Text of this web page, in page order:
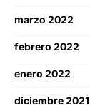
marzo 2022
febrero 2022
enero 2022
diciembre 2021